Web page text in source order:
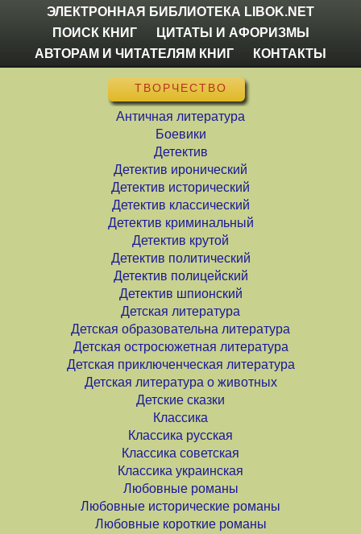
ЭЛЕКТРОННАЯ БИБЛИОТЕКА LIBOK.NET
ПОИСК КНИГ
ЦИТАТЫ И АФОРИЗМЫ
АВТОРАМ И ЧИТАТЕЛЯМ КНИГ
КОНТАКТЫ
ТВОРЧЕСТВО
Античная литература
Боевики
Детектив
Детектив иронический
Детектив исторический
Детектив классический
Детектив криминальный
Детектив крутой
Детектив политический
Детектив полицейский
Детектив шпионский
Детская литература
Детская образовательна литература
Детская остросюжетная литература
Детская приключенческая литература
Детская литература о животных
Детские сказки
Классика
Классика русская
Классика советская
Классика украинская
Любовные романы
Любовные исторические романы
Любовные короткие романы